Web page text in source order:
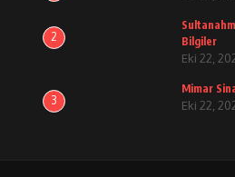
2
Bilgiler
Eki 22,
3
Mimar
Eki 22,